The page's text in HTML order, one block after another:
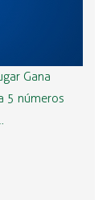
Gana
5 números